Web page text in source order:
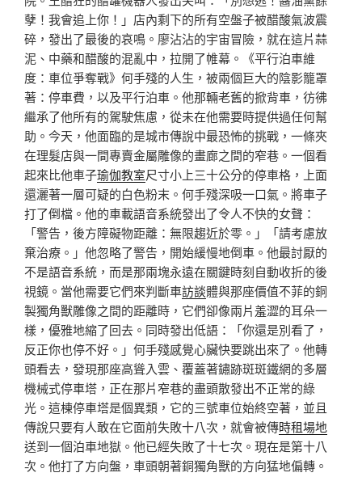
孽！我會追上你！」店內剩下的所有空盤子被醋酸氣波震
碎，發出了最後的哀鳴。廖沾沾的宇宙冒險，就在這片蒜
泥、中藥和醋酸的混亂中，拉開了帷幕。《平行泊車維
度：車位爭奪戰》何手殘的人生，被兩個巨大的陰影籠罩
著：停車費，以及平行泊車。他那輛老舊的掀背車，彷彿
繼承了他所有的駕駛焦慮，從未在他需要時提供過任何幫
助。今天，他面臨的是城市傳說中最恐怖的挑戰，一條夾
在理髮店與一間專賣金屬雕像的畫廊之間的窄巷。一個看
起來比他車子瑜伽教室尺寸小上三十公分的停車格，上面
還灑著一層可疑的白色粉末。何手殘深吸一口氣。將車子
打了倒檔。他的車載語音系統發出了令人不快的女聲：
「警告，後方障礙物距離：無限趨近於零。」「請考慮放
棄治療。」他忽略了警告，開始緩慢地倒車。他最討厭的
不是語音系統，而是那兩塊永遠在關鍵時刻自動收折的後
視鏡。當他需要它們來判斷車訪談體與那座價值不菲的銅
製獨角獸雕像之間的距離時，它們卻像兩片羞澀的耳朵一
樣，優雅地縮了回去。同時發出低語：「你還是別看了，
反正你也停不好。」何手殘感覺心臟快要跳出來了。他轉
頭看去，發現那座高聳入雲、覆蓋著鏽跡斑斑鐵網的多層
機械式停車塔，正在那片窄巷的盡頭散發出不正常的綠
光。這棟停車塔是個異類，它的三號車位始終空著，並且
傳說只要有人敢在它面前失敗十八次，就會被傳時租場地
送到一個泊車地獄。他已經失敗了十七次。現在是第十八
次。他打了方向盤，車頭朝著銅獨角獸的方向猛地偏轉。